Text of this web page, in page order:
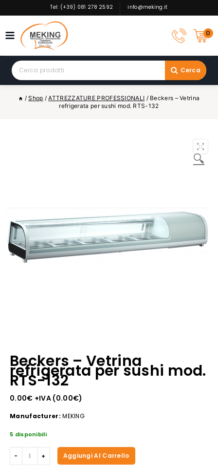
to
Tel: (+39) 081 278 2592 info@meking.it
0
Search
for:
Cerca
/ Shop / ATTREZZATURE PROFESSIONALI / Beckers – Vetrina
refrigerata per sushi mod. RTS-132
🔍
Beckers – Vetrina
refrigerata per sushi mod.
RTS-132
0.00€ +IVA (0.00€)
Manufacturer: MEKING
5 disponibili
Beckers
-
Aggiungi Al Carrello